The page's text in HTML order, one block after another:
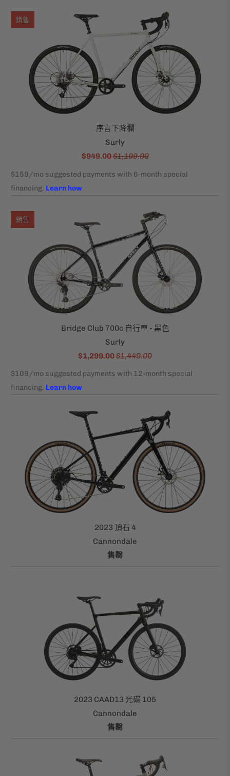
序言下降欄
Surly
$949.00$1,199.00
銷售
Bridge Club 700c 自行車 - 黑色
Surly
$1,299.00$1,449.00
銷售
2023 頂石 4
Cannondale
售罄
2023 CAAD13 光碟 105
Cannondale
售罄